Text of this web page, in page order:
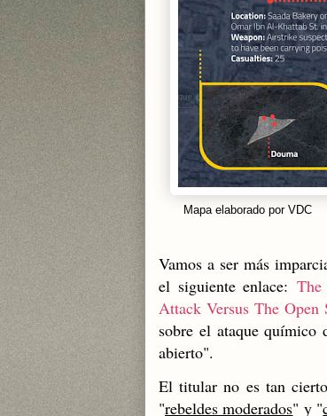
Mapa elaborado por VDC
Vamos a ser más
el siguiente enlace:
Attack Versus The Open
sobre el ataque
abierto".
El titular no es tan
"rebeldes moderados" y "